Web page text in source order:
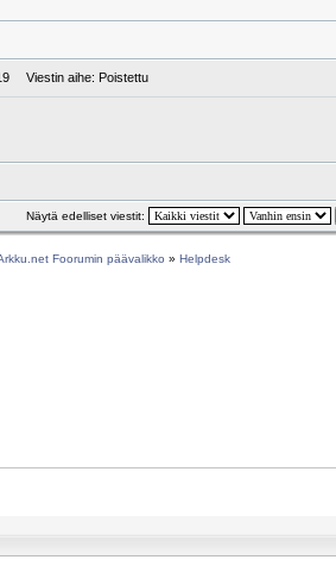
Viestin aihe: Poistettu
Näytä edelliset viestit:
Foorumin päävalikko » Helpdesk